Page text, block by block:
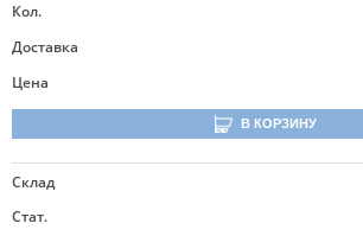
Кол.
Доставка
Цена
В КОРЗИНУ
Склад
Стат.